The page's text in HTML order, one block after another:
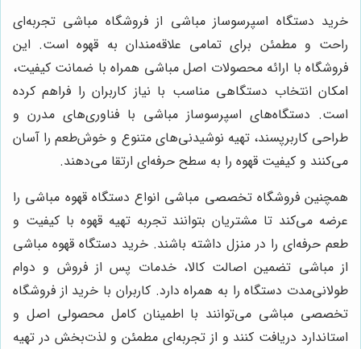
خرید دستگاه اسپرسوساز مباشی از فروشگاه مباشی تجربه‌ای
راحت و مطمئن برای تمامی علاقه‌مندان به قهوه است. این
فروشگاه با ارائه محصولات اصل مباشی همراه با ضمانت کیفیت،
امکان انتخاب دستگاهی مناسب با نیاز کاربران را فراهم کرده
است. دستگاه‌های اسپرسوساز مباشی با فناوری‌های مدرن و
طراحی کاربرپسند، تهیه نوشیدنی‌های متنوع و خوش‌طعم را آسان
می‌کنند و کیفیت قهوه را به سطح حرفه‌ای ارتقا می‌دهند.
همچنین فروشگاه تخصصی مباشی انواع دستگاه قهوه مباشی را
عرضه می‌کند تا مشتریان بتوانند تجربه تهیه قهوه با کیفیت و
طعم حرفه‌ای را در منزل داشته باشند. خرید دستگاه قهوه مباشی
از مباشی تضمین اصالت کالا، خدمات پس از فروش و دوام
طولانی‌مدت دستگاه را به همراه دارد. کاربران با خرید از فروشگاه
تخصصی مباشی می‌توانند با اطمینان کامل محصولی اصل و
استاندارد دریافت کنند و از تجربه‌ای مطمئن و لذت‌بخش در تهیه